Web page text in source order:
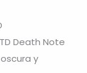
Death Note
y